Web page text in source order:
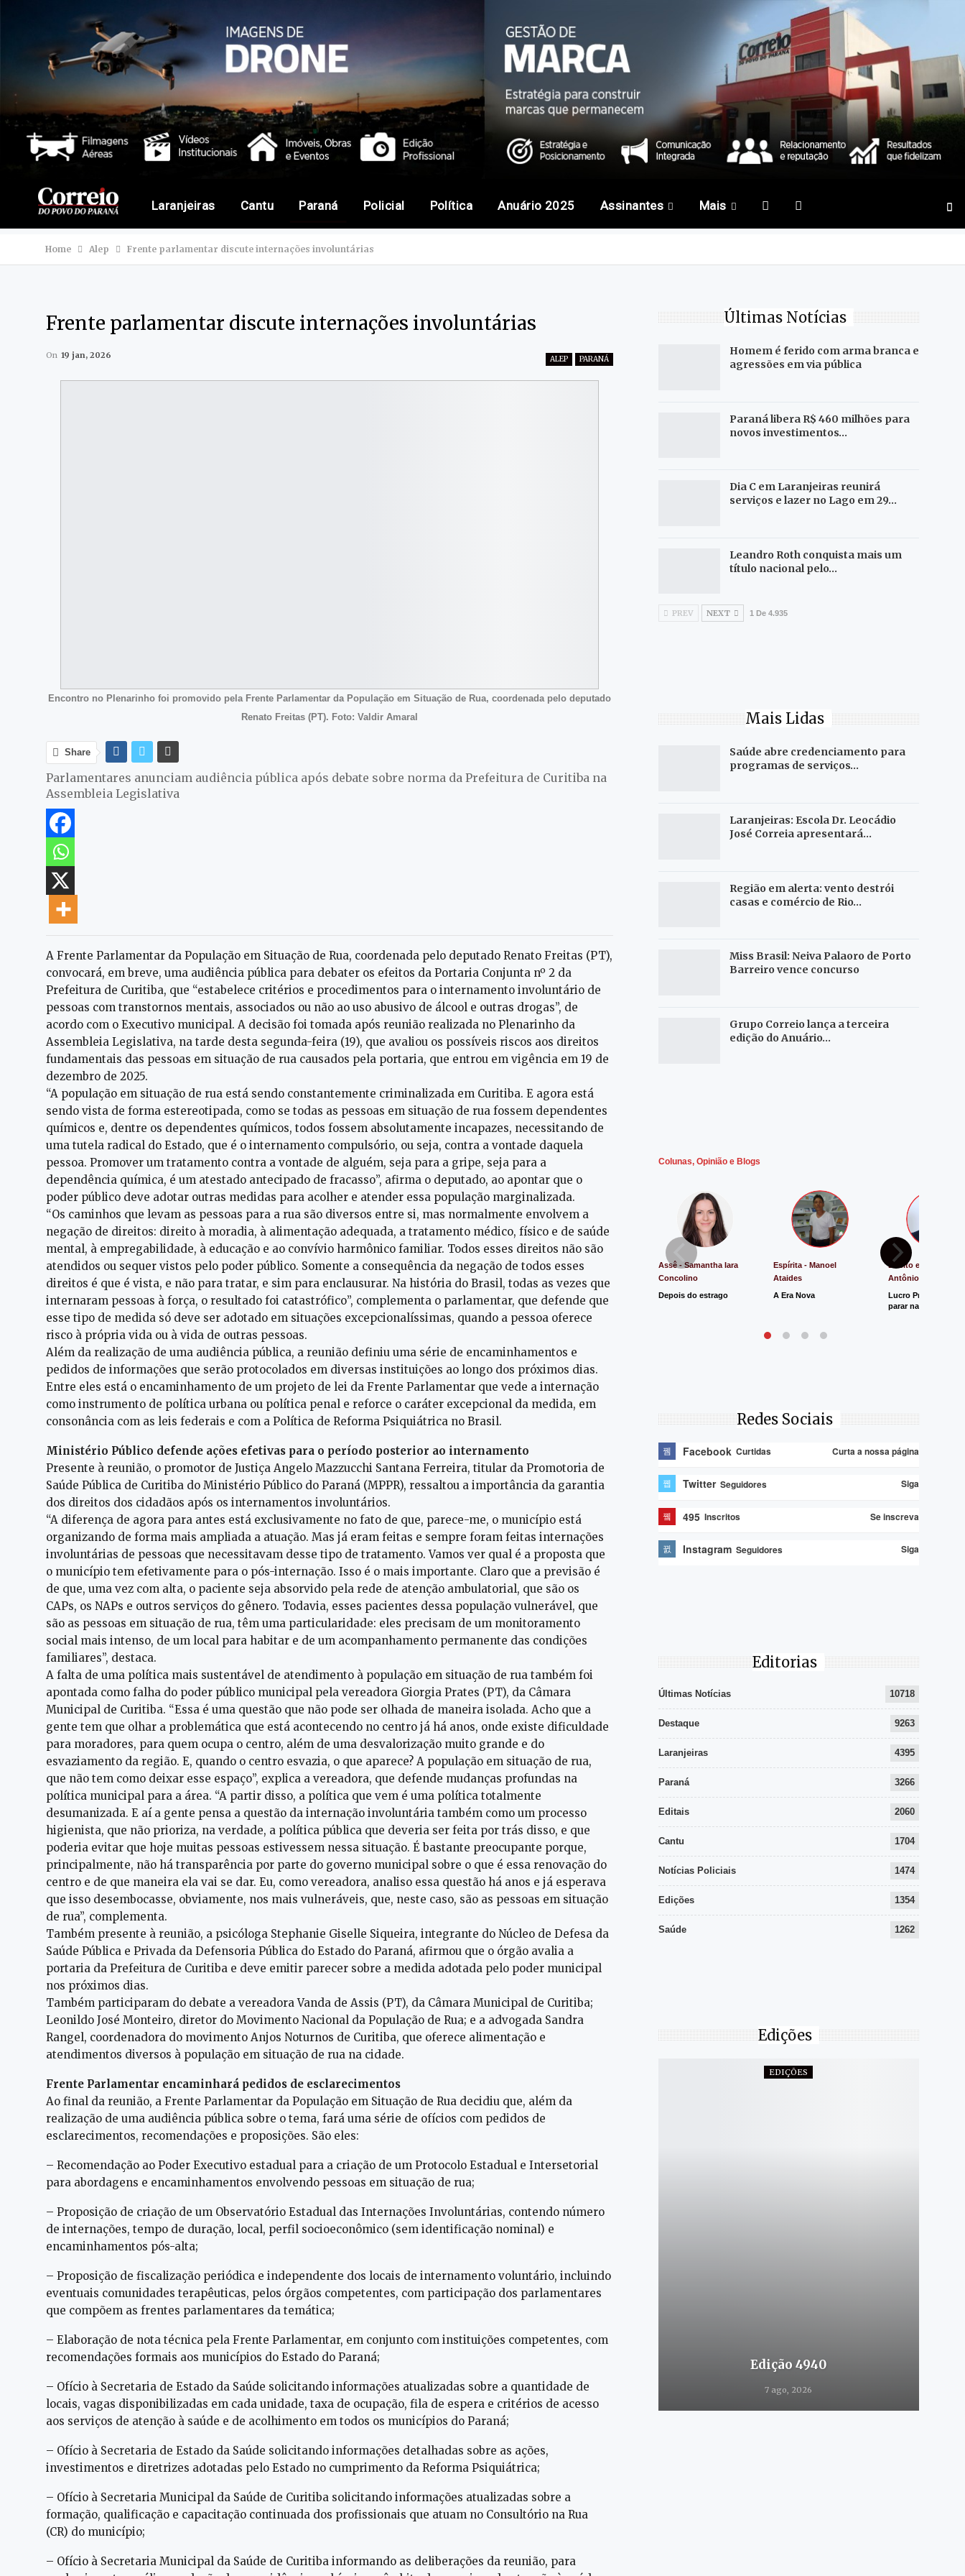
Laranjeiras Cantu Paraná Policial Política Anuário 2025 Assinantes Mais
Home Alep Frente parlamentar discute internações involuntárias
Frente parlamentar discute internações involuntárias
ALEP PARANÁ
On 19 jan, 2026
Encontro no Plenarinho foi promovido pela Frente Parlamentar da População em Situação de Rua, coordenada pelo deputado
Renato Freitas (PT). Foto: Valdir Amaral
Share
Parlamentares anunciam audiência pública após debate sobre norma da Prefeitura de Curitiba na
Assembleia Legislativa
A Frente Parlamentar da População em Situação de Rua, coordenada pelo deputado Renato Freitas (PT),
convocará, em breve, uma audiência pública para debater os efeitos da Portaria Conjunta nº 2 da
Prefeitura de Curitiba, que “estabelece critérios e procedimentos para o internamento involuntário de
pessoas com transtornos mentais, associados ou não ao uso abusivo de álcool e outras drogas”, de
acordo com o Executivo municipal. A decisão foi tomada após reunião realizada no Plenarinho da
Assembleia Legislativa, na tarde desta segunda-feira (19), que avaliou os possíveis riscos aos direitos
fundamentais das pessoas em situação de rua causados pela portaria, que entrou em vigência em 19 de
dezembro de 2025.
“A população em situação de rua está sendo constantemente criminalizada em Curitiba. E agora está
sendo vista de forma estereotipada, como se todas as pessoas em situação de rua fossem dependentes
químicos e, dentre os dependentes químicos, todos fossem absolutamente incapazes, necessitando de
uma tutela radical do Estado, que é o internamento compulsório, ou seja, contra a vontade daquela
pessoa. Promover um tratamento contra a vontade de alguém, seja para a gripe, seja para a
dependência química, é um atestado antecipado de fracasso”, afirma o deputado, ao apontar que o
poder público deve adotar outras medidas para acolher e atender essa população marginalizada.
“Os caminhos que levam as pessoas para a rua são diversos entre si, mas normalmente envolvem a
negação de direitos: direito à moradia, à alimentação adequada, a tratamento médico, físico e de saúde
mental, à empregabilidade, à educação e ao convívio harmônico familiar. Todos esses direitos não são
atendidos ou sequer vistos pelo poder público. Somente a consequência da negação de todos esses
direitos é que é vista, e não para tratar, e sim para enclausurar. Na história do Brasil, todas as vezes que
internaram pessoas à força, o resultado foi catastrófico”, complementa o parlamentar, que defende que
esse tipo de medida só deve ser adotado em situações excepcionalíssimas, quando a pessoa oferece
risco à própria vida ou à vida de outras pessoas.
Além da realização de uma audiência pública, a reunião definiu uma série de encaminhamentos e
pedidos de informações que serão protocolados em diversas instituições ao longo dos próximos dias.
Entre eles está o encaminhamento de um projeto de lei da Frente Parlamentar que vede a internação
como instrumento de política urbana ou política penal e reforce o caráter excepcional da medida, em
consonância com as leis federais e com a Política de Reforma Psiquiátrica no Brasil.
Ministério Público defende ações efetivas para o período posterior ao internamento
Presente à reunião, o promotor de Justiça Angelo Mazzucchi Santana Ferreira, titular da Promotoria de
Saúde Pública de Curitiba do Ministério Público do Paraná (MPPR), ressaltou a importância da garantia
dos direitos dos cidadãos após os internamentos involuntários.
“A diferença de agora para antes está exclusivamente no fato de que, parece-me, o município está
organizando de forma mais ampliada a atuação. Mas já eram feitas e sempre foram feitas internações
involuntárias de pessoas que necessitavam desse tipo de tratamento. Vamos ver qual é a proposta que
o município tem efetivamente para o pós-internação. Isso é o mais importante. Claro que a previsão é
de que, uma vez com alta, o paciente seja absorvido pela rede de atenção ambulatorial, que são os
CAPs, os NAPs e outros serviços do gênero. Todavia, esses pacientes dessa população vulnerável, que
são as pessoas em situação de rua, têm uma particularidade: eles precisam de um monitoramento
social mais intenso, de um local para habitar e de um acompanhamento permanente das condições
familiares”, destaca.
A falta de uma política mais sustentável de atendimento à população em situação de rua também foi
apontada como falha do poder público municipal pela vereadora Giorgia Prates (PT), da Câmara
Municipal de Curitiba. “Essa é uma questão que não pode ser olhada de maneira isolada. Acho que a
gente tem que olhar a problemática que está acontecendo no centro já há anos, onde existe dificuldade
para moradores, para quem ocupa o centro, além de uma desvalorização muito grande e do
esvaziamento da região. E, quando o centro esvazia, o que aparece? A população em situação de rua,
que não tem como deixar esse espaço”, explica a vereadora, que defende mudanças profundas na
política municipal para a área. “A partir disso, a política que vem é uma política totalmente
desumanizada. E aí a gente pensa a questão da internação involuntária também como um processo
higienista, que não prioriza, na verdade, a política pública que deveria ser feita por trás disso, e que
poderia evitar que hoje muitas pessoas estivessem nessa situação. É bastante preocupante porque,
principalmente, não há transparência por parte do governo municipal sobre o que é essa renovação do
centro e de que maneira ela vai se dar. Eu, como vereadora, analiso essa questão há anos e já esperava
que isso desembocasse, obviamente, nos mais vulneráveis, que, neste caso, são as pessoas em situação
de rua”, complementa.
Também presente à reunião, a psicóloga Stephanie Giselle Siqueira, integrante do Núcleo de Defesa da
Saúde Pública e Privada da Defensoria Pública do Estado do Paraná, afirmou que o órgão avalia a
portaria da Prefeitura de Curitiba e deve emitir parecer sobre a medida adotada pelo poder municipal
nos próximos dias.
Também participaram do debate a vereadora Vanda de Assis (PT), da Câmara Municipal de Curitiba;
Leonildo José Monteiro, diretor do Movimento Nacional da População de Rua; e a advogada Sandra
Rangel, coordenadora do movimento Anjos Noturnos de Curitiba, que oferece alimentação e
atendimentos diversos à população em situação de rua na cidade.
Frente Parlamentar encaminhará pedidos de esclarecimentos
Ao final da reunião, a Frente Parlamentar da População em Situação de Rua decidiu que, além da
realização de uma audiência pública sobre o tema, fará uma série de ofícios com pedidos de
esclarecimentos, recomendações e proposições. São eles:
– Recomendação ao Poder Executivo estadual para a criação de um Protocolo Estadual e Intersetorial
para abordagens e encaminhamentos envolvendo pessoas em situação de rua;
– Proposição de criação de um Observatório Estadual das Internações Involuntárias, contendo número
de internações, tempo de duração, local, perfil socioeconômico (sem identificação nominal) e
encaminhamentos pós-alta;
– Proposição de fiscalização periódica e independente dos locais de internamento voluntário, incluindo
eventuais comunidades terapêuticas, pelos órgãos competentes, com participação dos parlamentares
que compõem as frentes parlamentares da temática;
– Elaboração de nota técnica pela Frente Parlamentar, em conjunto com instituições competentes, com
recomendações formais aos municípios do Estado do Paraná;
– Ofício à Secretaria de Estado da Saúde solicitando informações atualizadas sobre a quantidade de
locais, vagas disponibilizadas em cada unidade, taxa de ocupação, fila de espera e critérios de acesso
aos serviços de atenção à saúde e de acolhimento em todos os municípios do Paraná;
– Ofício à Secretaria de Estado da Saúde solicitando informações detalhadas sobre as ações,
investimentos e diretrizes adotadas pelo Estado no cumprimento da Reforma Psiquiátrica;
– Ofício à Secretaria Municipal da Saúde de Curitiba solicitando informações atualizadas sobre a
formação, qualificação e capacitação continuada dos profissionais que atuam no Consultório na Rua
(CR) do município;
– Ofício à Secretaria Municipal da Saúde de Curitiba informando as deliberações da reunião, para
Últimas Notícias
Homem é ferido com arma branca e
agressões em via pública
Paraná libera R$ 460 milhões para
novos investimentos…
Dia C em Laranjeiras reunirá
serviços e lazer no Lago em 29…
Leandro Roth conquista mais um
título nacional pelo…
PREV NEXT 1 De 4.935
Mais Lidas
Saúde abre credenciamento para
programas de serviços…
Laranjeiras: Escola Dr. Leocádio
José Correia apresentará…
Região em alerta: vento destrói
casas e comércio de Rio…
Miss Brasil: Neiva Palaoro de Porto
Barreiro vence concurso
Grupo Correio lança a terceira
edição do Anuário…
Colunas, Opinião e Blogs
Assê - Samantha Iara
Concolino
Depois do estrago
Espírita - Manoel
Ataides
A Era Nova
Direito e Justiça -
Antônio de Souza
Lucro Presumido
parar na Justiça
Redes Sociais
Facebook Curtidas Curta a nossa página
Twitter Seguidores Siga
495 Inscritos Se inscreva
Instagram Seguidores Siga
Editorias
Últimas Notícias 10718
Destaque 9263
Laranjeiras 4395
Paraná 3266
Editais 2060
Cantu 1704
Notícias Policiais 1474
Edições 1354
Saúde 1262
Edições
EDIÇÕES
Edição 4940
7 ago, 2026